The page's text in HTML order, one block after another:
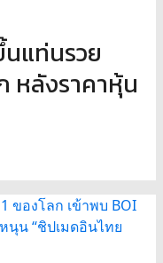
แท่นรวย
หลังราคาหุ้น